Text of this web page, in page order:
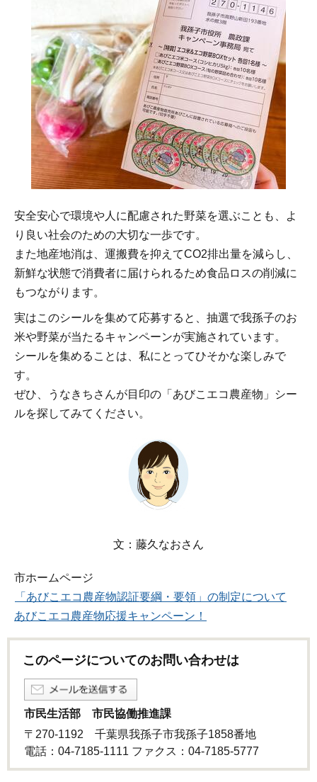
安全安心で環境や人に配慮された野菜を選ぶことも、よ
り良い社会のための大切な一歩です。
また地産地消は、運搬費を抑えてCO2排出量を減らし、
新鮮な状態で消費者に届けられるため食品ロスの削減に
もつながります。
実はこのシールを集めて応募すると、抽選で我孫子のお
米や野菜が当たるキャンペーンが実施されています。
シールを集めることは、私にとってひそかな楽しみで
す。
ぜひ、うなきちさんが目印の「あびこエコ農産物」シー
ルを探してみてください。
文：藤久なおさん
市ホームページ
「あびこエコ農産物認証要綱・要領」の制定について
あびこエコ農産物応援キャンペーン！
このページについてのお問い合わせは
市民生活部 市民協働推進課
〒270-1192 千葉県我孫子市我孫子1858番地
電話：04-7185-1111 ファクス：04-7185-5777